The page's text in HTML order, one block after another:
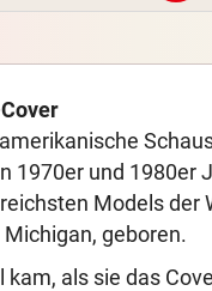
1970er und 1980er
Models der
geboren.
als sie das